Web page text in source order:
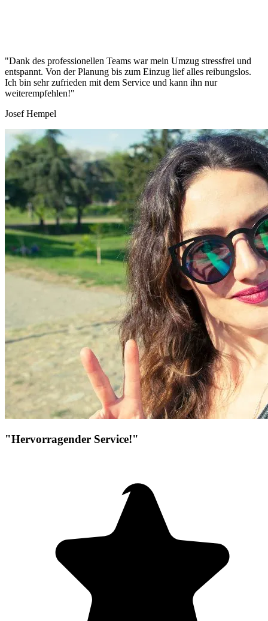
"Dank des professionellen Teams war mein Umzug stressfrei und
entspannt. Von der Planung bis zum Einzug lief alles reibungslos.
Ich bin sehr zufrieden mit dem Service und kann ihn nur
weiterempfehlen!"
Josef Hempel
"Hervorragender Service!"